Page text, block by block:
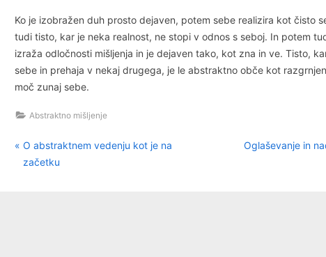
Ko je izobražen duh prosto dejaven, potem sebe realizira kot čisto
tudi tisto, kar je neka realnost, ne stopi v odnos s seboj. In potem
izraža odločnosti mišljenja in je dejaven tako, kot zna in ve. Tisto,
sebe in prehaja v nekaj drugega, je le abstraktno obče kot
moč zunaj sebe.
Abstraktno mišljenje
Navigacija
P
r
O abstraktnem vedenju kot je na
začetku
N
Oglaševanje in